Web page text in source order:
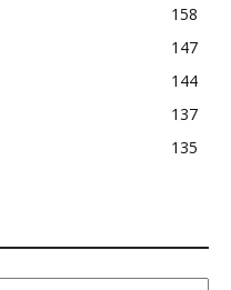
158
147
144
137
135